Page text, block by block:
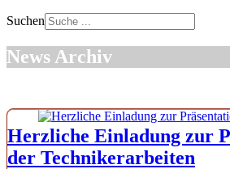
Suchen
News Archiv
Herzliche Einladung zur
der Technikerarbeiten